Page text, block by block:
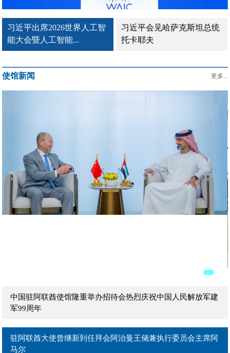
习近平出席2026世界人工智
能大会暨人工智能...
习近平会见哈萨克斯坦总统
托卡耶夫
使馆新闻 更多...
驻阿联酋大使曾继新在阿主流媒体发表署名文章《团结是强国
之本》
中国驻阿联酋使馆隆重举办招待会热烈庆祝中国人民解放军建
军99周年
驻阿联酋大使曾继新到任拜会阿治曼王储兼执行委员会主席阿
马尔